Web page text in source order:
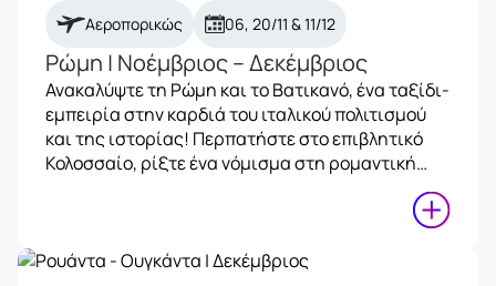
Αεροπορικώς 06, 20/11 & 11/12
Ρώμη | Νοέμβριος – Δεκέμβριος
Ανακαλύψτε τη Ρώμη και το Βατικανό, ένα ταξίδι-
εμπειρία στην καρδιά του ιταλικού πολιτισμού
και της ιστορίας! Περπατήστε στο επιβλητικό
Κολοσσαίο, ρίξτε ένα νόμισμα στη ρομαντική…